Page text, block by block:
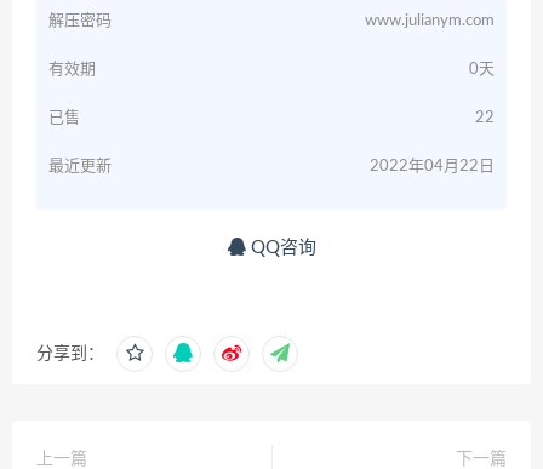
解压密码 www.julianym.com
有效期 0天
已售 22
最近更新 2022年04月22日
QQ咨询
分享到：
上一篇
下一篇